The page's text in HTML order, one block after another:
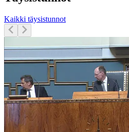
Kaikki täysistunnot